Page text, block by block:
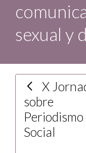
sexual y
X
sobre
Periodismo
Social